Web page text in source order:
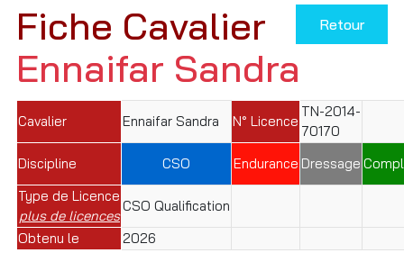
Retour
Fiche Cavalier
Ennaifar Sandra
Cavalier Ennaifar Sandra N° Licence
TN-2014-
70170
Discipline
CSO Endurance Dressage
Type de Licence
plus de licences
CSO Qualification
Obtenu le
2026